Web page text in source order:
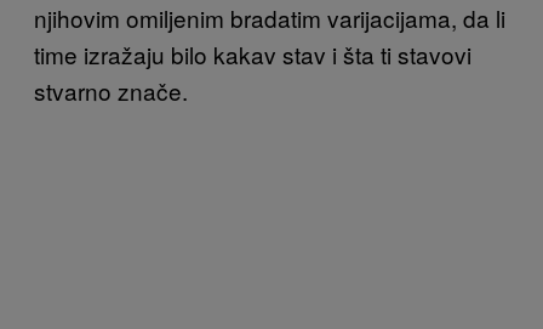
njihovim omiljenim bradatim varijacijama, da li
time izražaju bilo kakav stav i šta ti stavovi
stvarno znače.